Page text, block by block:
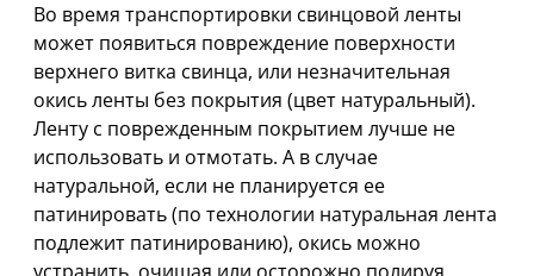
Во время транспортировки свинцовой ленты
может появиться повреждение поверхности
верхнего витка свинца, или незначительная
окись ленты без покрытия (цвет натуральный).
Ленту с поврежденным покрытием лучше не
использовать и отмотать. А в случае
натуральной, если не планируется ее
патинировать (по технологии натуральная лента
подлежит патинированию), окись можно